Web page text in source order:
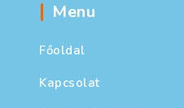
Menu
Főoldal
Kapcsolat